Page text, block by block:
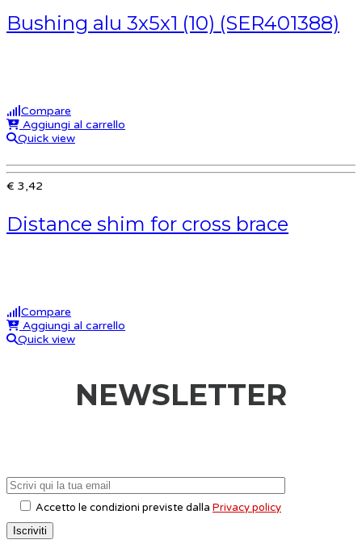
Bushing alu 3x5x1 (10) (SER401388)
Compare
Aggiungi al carrello
Quick view
€ 3,42
Distance shim for cross brace
Compare
Aggiungi al carrello
Quick view
NEWSLETTER
Accetto le condizioni previste dalla Privacy policy